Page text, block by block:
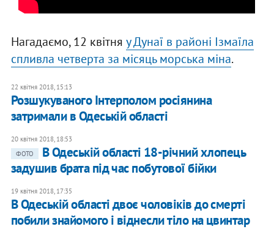
Нагадаємо, 12 квітня у Дунаї в районі Ізмаїла
спливла четверта за місяць морська міна.
22 квітня 2018, 15:13
Розшукуваного Інтерполом росіянина
затримали в Одеській області
20 квітня 2018, 18:53
ФОТО
В Одеській області 18-річний хлопець
задушив брата під час побутової бійки
19 квітня 2018, 17:35
В Одеській області двоє чоловіків до смерті
побили знайомого і віднесли тіло на цвинтар